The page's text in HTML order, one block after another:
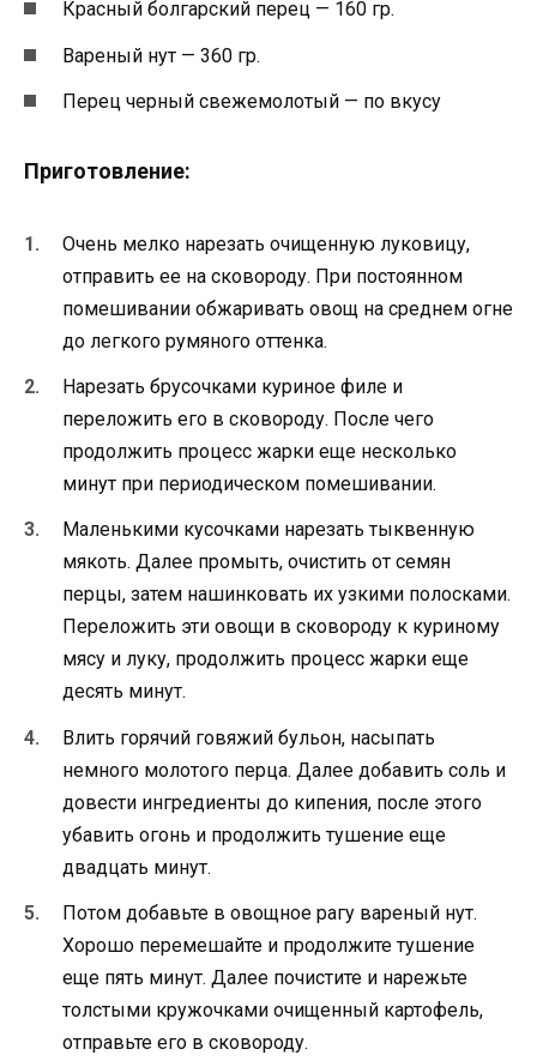
Красный болгарский перец — 160 гр.
Вареный нут — 360 гр.
Перец черный свежемолотый — по вкусу
Приготовление:
Очень мелко нарезать очищенную луковицу,
отправить ее на сковороду. При постоянном
помешивании обжаривать овощ на среднем огне
до легкого румяного оттенка.
Нарезать брусочками куриное филе и
переложить его в сковороду. После чего
продолжить процесс жарки еще несколько
минут при периодическом помешивании.
Маленькими кусочками нарезать тыквенную
мякоть. Далее промыть, очистить от семян
перцы, затем нашинковать их узкими полосками.
Переложить эти овощи в сковороду к куриному
мясу и луку, продолжить процесс жарки еще
десять минут.
Влить горячий говяжий бульон, насыпать
немного молотого перца. Далее добавить соль и
довести ингредиенты до кипения, после этого
убавить огонь и продолжить тушение еще
двадцать минут.
Потом добавьте в овощное рагу вареный нут.
Хорошо перемешайте и продолжите тушение
еще пять минут. Далее почистите и нарежьте
толстыми кружочками очищенный картофель,
отправьте его в сковороду.